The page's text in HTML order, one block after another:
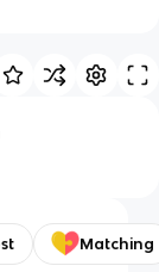
Matching